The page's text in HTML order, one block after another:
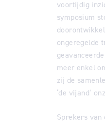
voortijdig
symposium
ongeregelde
meer enkel
zij de
‘de vijand’
Sprekers van